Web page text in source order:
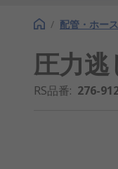
/ 配管・ホース
圧力逃
RS品番: 276-